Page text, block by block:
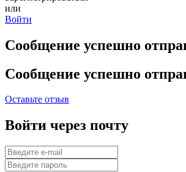
или
Войти
Сообщение успешно
Сообщение успешно
Оставьте отзыв
Войти через почту